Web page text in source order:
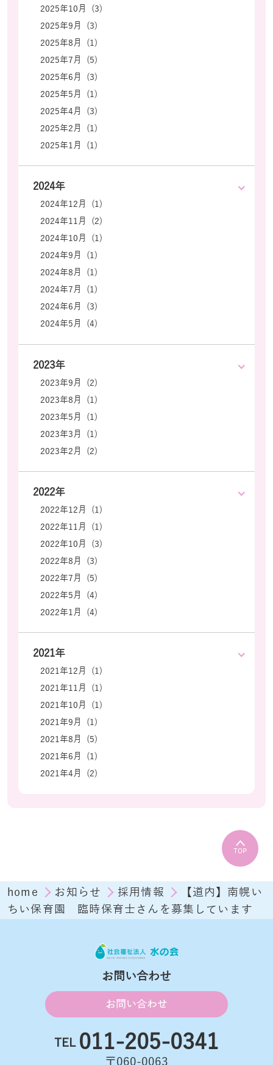
2025年10月 (3)
2025年9月 (3)
2025年8月 (1)
2025年7月 (5)
2025年6月 (3)
2025年5月 (1)
2025年4月 (3)
2025年2月 (1)
2025年1月 (1)
2024年
2024年12月 (1)
2024年11月 (2)
2024年10月 (1)
2024年9月 (1)
2024年8月 (1)
2024年7月 (1)
2024年6月 (3)
2024年5月 (4)
2023年
2023年9月 (2)
2023年8月 (1)
2023年5月 (1)
2023年3月 (1)
2023年2月 (2)
2022年
2022年12月 (1)
2022年11月 (1)
2022年10月 (3)
2022年8月 (3)
2022年7月 (5)
2022年5月 (4)
2022年1月 (4)
2021年
2021年12月 (1)
2021年11月 (1)
2021年10月 (1)
2021年9月 (1)
2021年8月 (5)
2021年6月 (1)
2021年4月 (2)
TOP
home お知らせ 採用情報
【道内】南幌い
ちい保育園 臨時保育士さんを募集しています
お問い合わせ
お問い合わせ
TEL 011-205-0341
〒060-0063